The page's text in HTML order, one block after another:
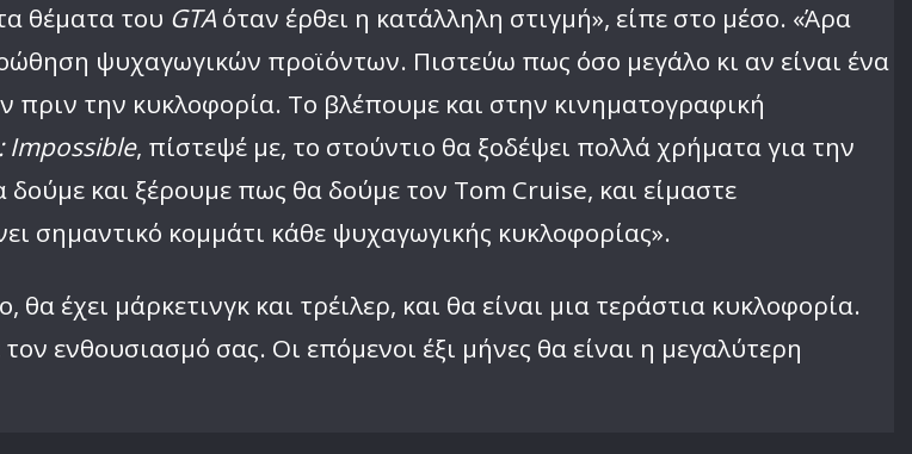
θέματα του GTA όταν έρθει η κατάλληλη στιγμή», είπε στο μέσο. «Άρα
ψυχαγωγικών προϊόντων. Πιστεύω πως όσο μεγάλο κι αν είναι ένα
την κυκλοφορία. Το βλέπουμε και στην κινηματογραφική
Impossible, πίστεψέ με, το στούντιο θα ξοδέψει πολλά χρήματα για την
και ξέρουμε πως θα δούμε τον Tom Cruise, και είμαστε
σημαντικό κομμάτι κάθε ψυχαγωγικής κυκλοφορίας».
έχει μάρκετινγκ και τρέιλερ, και θα είναι μια τεράστια κυκλοφορία.
ενθουσιασμό σας. Οι επόμενοι έξι μήνες θα είναι η μεγαλύτερη